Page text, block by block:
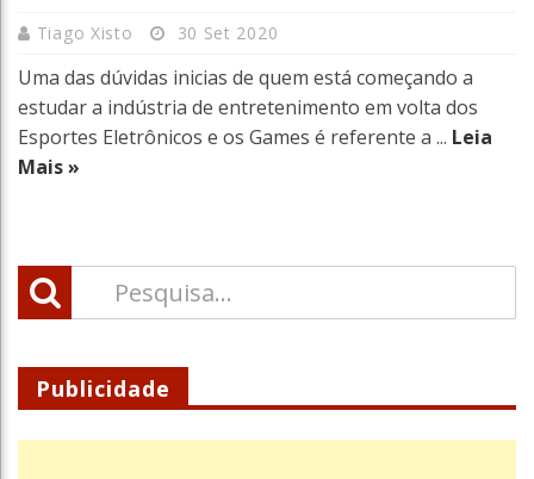
Tiago Xisto 30 Set 2020
Uma das dúvidas inicias de quem está começando a
estudar a indústria de entretenimento em volta dos
Esportes Eletrônicos e os Games é referente a ... Leia
Mais »
Publicidade